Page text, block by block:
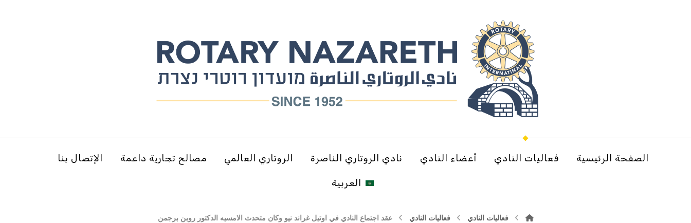
الصفحة الرئيسية فعاليات النادي أعضاء النادي نادي الروتاري الناصرة الروتاري العالمي مصالح تجارية داعمة الإتصال بنا
العربية
فعاليات النادي فعاليات النادي عقد اجتماع النادي في اوتيل غراند نيو وكان متحدث الامسيه الدكتور روبن برجمن